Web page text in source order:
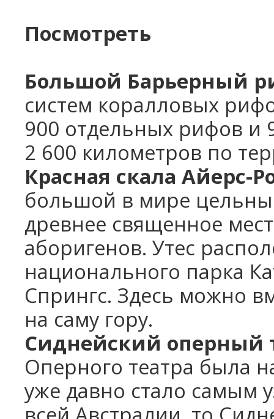
Посмотреть
Большой Барьерный
систем коралловых
900 отдельных рифов и
2 600 километров по
Красная скала Айерс-
большой в мире
древнее священное
аборигенов. Утес
национального парка
Спрингс. Здесь можно
на саму гору.
Сиднейский оперный
Оперного театра была
уже давно стало самым